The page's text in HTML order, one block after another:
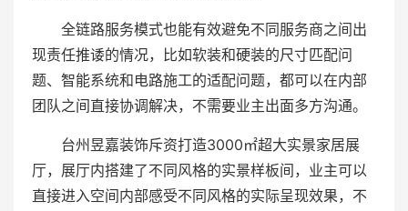
全链路服务模式也能有效避免不同服务商之间出
现责任推诿的情况，比如软装和硬装的尺寸匹配问
题、智能系统和电路施工的适配问题，都可以在内部
团队之间直接协调解决，不需要业主出面多方沟通。
台州昱嘉装饰斥资打造3000㎡超大实景家居展
厅，展厅内搭建了不同风格的实景样板间，业主可以
直接进入空间内部感受不同风格的实际呈现效果，不